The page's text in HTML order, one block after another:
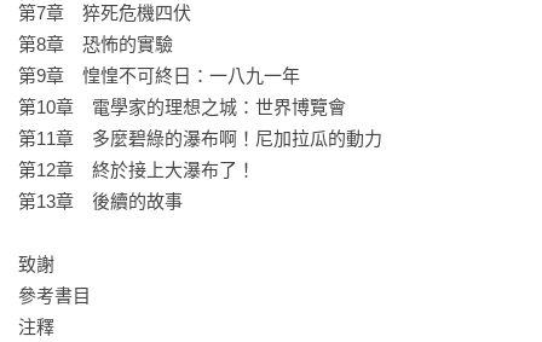
——休士頓紀事報
魅力十足，知識性高，講述三個生產與配置電力發明家的開拓
性貢獻，沒有他們，就沒有我們今天的生活。
——The Evolution of Useful Things作者亨利．彼特羅斯基
很迷人，我甚至想說「令人激動」，講述十九世紀末期電流大
浪。——《白城魔鬼》作者艾瑞克．拉森
動盪時代迷人且生動的肖像，吉兒．瓊斯用快節奏再現了美國
第7章　猝死危機四伏
第8章　恐怖的實驗
第9章　惶惶不可終日：一八九一年
第10章　電學家的理想之城：世界博覽會
第11章　多麼碧綠的瀑布啊！尼加拉瓜的動力
第12章　終於接上大瀑布了！
第13章　後續的故事
致謝
參考書目
注釋